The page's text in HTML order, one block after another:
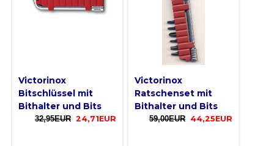
Victorinox
Bitschlüssel mit
Bithalter und Bits
32,95EUR 24,71EUR
Victorinox
Ratschenset mit
Bithalter und Bits
59,00EUR 44,25EUR